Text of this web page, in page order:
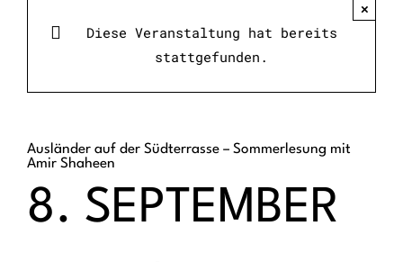
Diese Veranstaltung hat bereits
stattgefunden.
×
Ausländer auf der Südterrasse – Sommerlesung mit
Amir Shaheen
8. SEPTEMBER